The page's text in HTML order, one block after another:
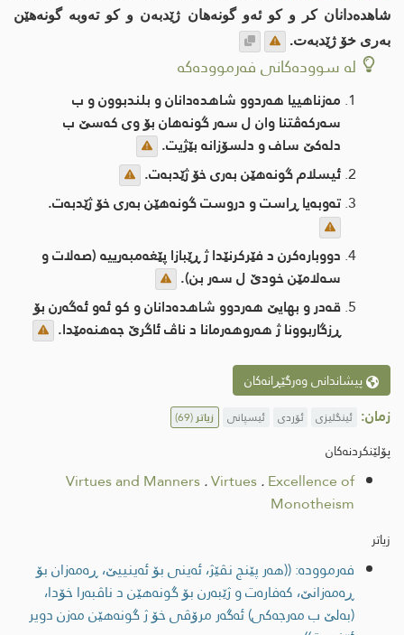
شاهده‌دانان كر و كو ئه‌و گونه‌هان ژێدبه‌ن و كو ته‌وبه‌ گونه‌هێن
به‌ری خۆ ژێدبه‌ت.
لە سوودەکانی فەرموودەکە
مه‌زناهییا هه‌ردوو شاهده‌دانان و بلندبوون و ب
سه‌ركه‌ڤتنا وان ل سه‌ر گونه‌هان بۆ وی كه‌سێ ب
دله‌كێ ساف و دلسۆزانه‌ بێژیت.
ئیسلام گونه‌هێن به‌ری خۆ ژێدبه‌ت.
ته‌وبه‌یا ڕاست و دروست گونه‌هێن به‌ری خۆ ژێدبه‌ت.
دووباره‌كرن د فێركرنێدا ژ ڕێبازا پێغه‌مبه‌رییه‌ (صه‌لات و
سه‌لامێن خودێ ل سه‌ر بن).
قه‌در و بهایێ هه‌ردوو شاهده‌دانان و كو ئه‌و ئه‌گه‌رن بۆ
ڕزگاربوونا ژ هه‌روهه‌رمانا د ناڤ ئاگرێ جه‌هنه‌مێدا.
پیشاندانی وەرگێڕانەکان
زمان: ئینگلیزی ئۆردی ئیسپانی زیاتر(69)
پۆلێنکردنەکان
Virtues and Manners.Virtues.Excellence of
Monotheism
زیاتر
فەرموودە: ((هه‌ر پێنج نڤێژ، ئه‌ینی بۆ ئه‌ینییێ، ڕه‌مه‌زان بۆ
ڕه‌مه‌زانێ، كه‌فاره‌ت و ژێبه‌رن بۆ گونه‌هێن د ناڤبه‌را خۆدا،
(به‌لێ ب مه‌رجه‌كی) ئه‌گه‌ر مرۆڤی خۆ ژ گونه‌هێن مه‌زن دویر